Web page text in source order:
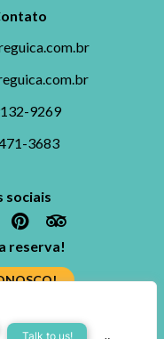
9269
3683
sociais
reserva!
conosco
Talk to us!